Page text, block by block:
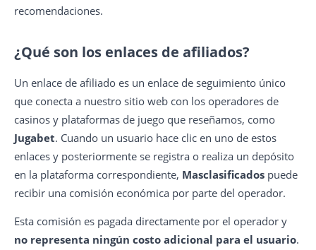
recomendaciones.
¿Qué son los enlaces de afiliados?
Un enlace de afiliado es un enlace de seguimiento único
que conecta a nuestro sitio web con los operadores de
casinos y plataformas de juego que reseñamos, como
Jugabet. Cuando un usuario hace clic en uno de estos
enlaces y posteriormente se registra o realiza un depósito
en la plataforma correspondiente, Masclasificados puede
recibir una comisión económica por parte del operador.
Esta comisión es pagada directamente por el operador y
no representa ningún costo adicional para el usuario.